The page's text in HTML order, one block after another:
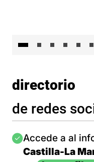
directorio
de redes
Imagen
Accede a al
Castilla-La